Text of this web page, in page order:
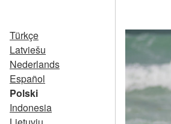
Türkçe
Latviešu
Nederlands
Español
Polski
Indonesia